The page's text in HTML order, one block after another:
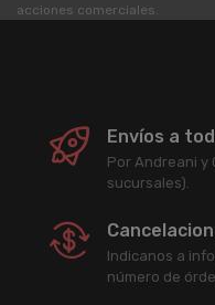
acciones comerciales.
Envíos a
Por Andreani y
sucursales).
Indicanos a
número de